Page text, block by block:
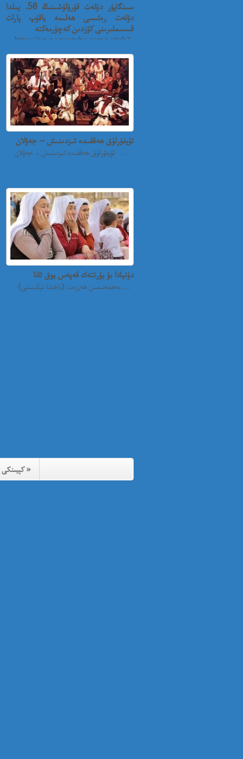
سىنگاپۇر دۆلەت قۇرۇلۇشىنىڭ 58. يىلدا
دۆلەت رەئىسى ھەلىمە ياقۇپ پارات
قىسىملىرىنى كۆزدىن كەچۈرمەكتە
https://www.youtube.com/watch?
ئۇيغۇرلۇق ھەققىدە ئىزدىنىش – جەۋلان
ئۇيغۇرلۇق ھەققىدە ئىزدىنىش - جەۋلان ...
دۇنيادا بۇ يۇرتتەك قەپەس يوق ئانا
مەھمەتىمىن ھەزرەت (ناخشا تېكىستى) ...
كېيىنكى »